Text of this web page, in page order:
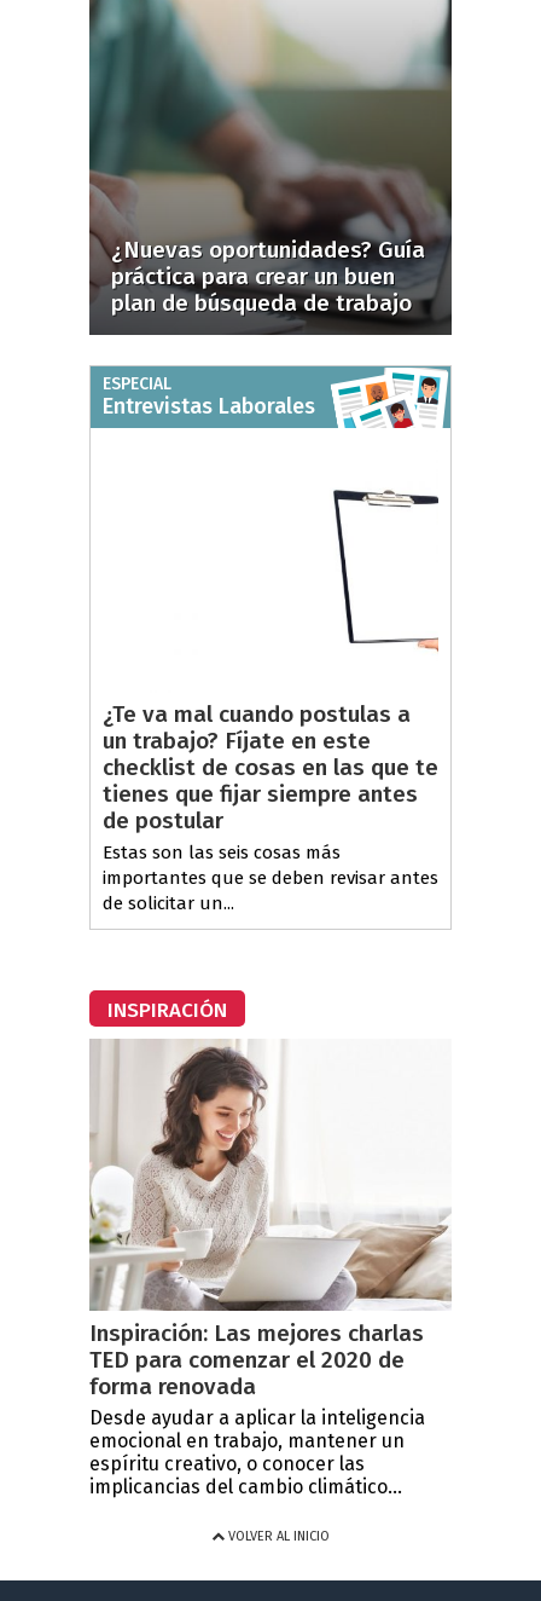
¿Nuevas oportunidades? Guía
práctica para crear un buen
plan de búsqueda de trabajo
ESPECIAL
Entrevistas Laborales
¿Te va mal cuando postulas a
un trabajo? Fíjate en este
checklist de cosas en las que te
tienes que fijar siempre antes
de postular
Estas son las seis cosas más
importantes que se deben revisar antes
de solicitar un...
INSPIRACIÓN
Inspiración: Las mejores charlas
TED para comenzar el 2020 de
forma renovada
Desde ayudar a aplicar la inteligencia
emocional en trabajo, mantener un
espíritu creativo, o conocer las
implicancias del cambio climático...
VOLVER AL INICIO